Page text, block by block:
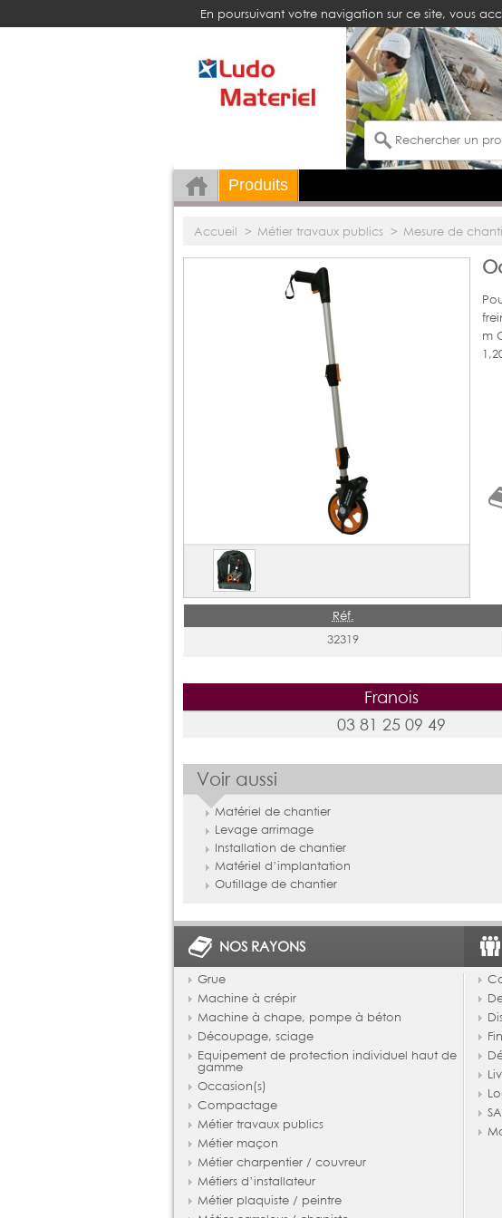
En poursuivant votre navigation sur ce site, vous
Produits
Accueil > Métier travaux publics > Mesure de
m
Réf.
32319
Franois
03 81 25 09 49
Voir aussi
Matériel de chantier
Levage arrimage
Installation de chantier
Matériel d’implantation
Outillage de chantier
NOS RAYONS
Grue
Machine à crépir
Machine à chape, pompe à béton
Découpage, sciage
Equipement de protection individuel haut de
gamme
Occasion(s)
Compactage
Métier travaux publics
Métier maçon
Métier charpentier / couvreur
Métiers d’installateur
Métier plaquiste / peintre